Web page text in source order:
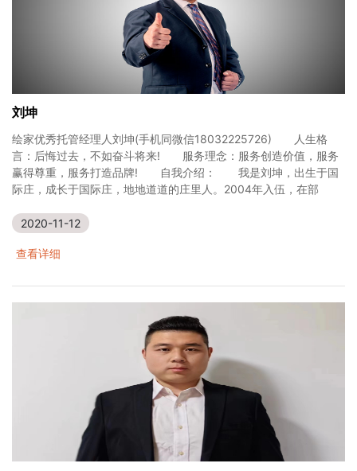
刘坤
绘家优秀托管经理人刘坤(手机同微信18032225726) 人生格
言：后悔过去，不如奋斗将来! 服务理念：服务创造价值，服务
赢得尊重，服务打造品牌! 自我介绍： 我是刘坤，出生于国
际庄，成长于国际庄，地地道道的庄里人。2004年入伍，在部
2020-11-12
查看详细